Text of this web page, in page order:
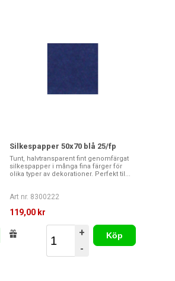
Silkespapper 50x70 blå 25/fp
Tunt, halvtransparent fint genomfärgat
silkespapper i många fina färger för
olika typer av dekorationer. Perfekt til...
Art nr. 8300222
119,00 kr
+
-
Köp